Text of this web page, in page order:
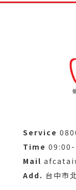
Service
Time
Mail
Add. 台中市